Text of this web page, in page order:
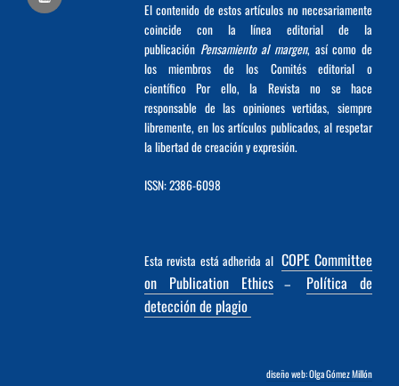
El contenido de estos artículos no necesariamente
coincide con la línea editorial de la
publicación Pensamiento al margen, así como de
los miembros de los Comités editorial o
científico Por ello, la Revista no se hace
responsable de las opiniones vertidas, siempre
libremente, en los artículos publicados, al respetar
la libertad de creación y expresión.
ISSN: 2386-6098
Esta revista está adherida al COPE Committee
on Publication Ethics–
Política de
detección de plagio
diseño web: Olga Gómez Millón